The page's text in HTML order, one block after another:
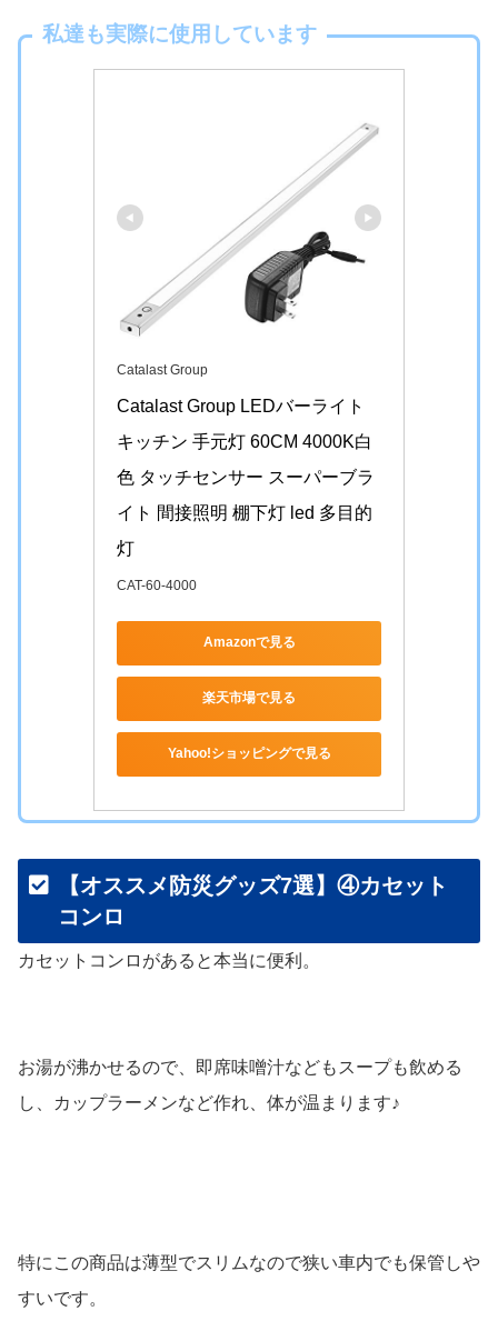
私達も実際に使用しています
Catalast Group
Catalast Group LEDバーライト
キッチン 手元灯 60CM 4000K白
色 タッチセンサー スーパーブラ
イト 間接照明 棚下灯 led 多目的
灯
CAT-60-4000
Amazonで見る
楽天市場で見る
Yahoo!ショッピングで見る
【オススメ防災グッズ7選】④カセット
コンロ
カセットコンロがあると本当に便利。
お湯が沸かせるので、即席味噌汁などもスープも飲める
し、カップラーメンなど作れ、体が温まります♪
特にこの商品は薄型でスリムなので狭い車内でも保管しや
すいです。